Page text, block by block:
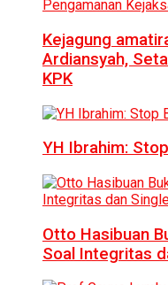
Kejagung
Ardiansyah,
KPK
YH Ibrahim:
Otto Hasibuan
Soal Integritas